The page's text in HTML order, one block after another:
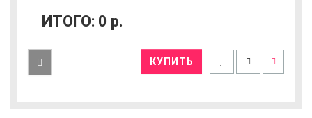
ИТОГО: 0 р.
КУПИТЬ